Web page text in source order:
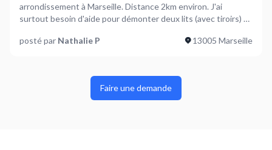
arrondissement à Marseille. Distance 2km environ. J'ai
surtout besoin d'aide pour démonter deux lits (avec tiroirs) et
meuble entier) transporter une machine à laver 4 tables (2
(environ une quinzaine) 8 chaises Des plantes 2 chaises
longues de salon 1 grande télé 4 à 5 petits meubles de
décoration (environ à affiner si vous le souhaitez) J'aimerai
posté par Nathalie P 13005 Marseille
Faire une demande